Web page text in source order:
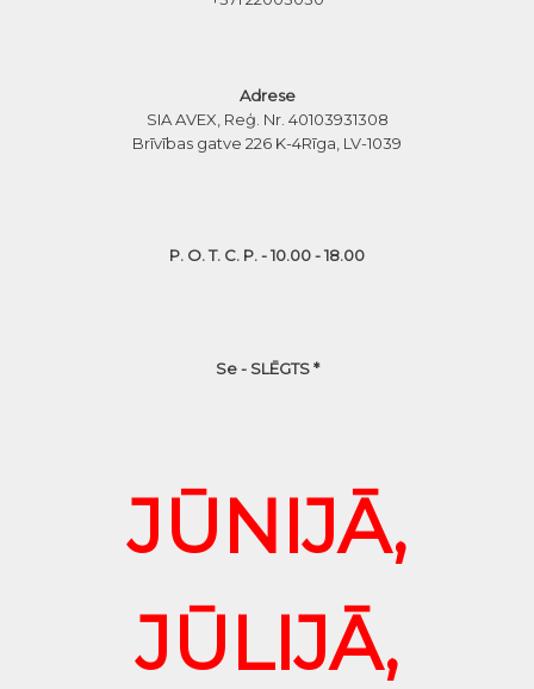
Adrese
SIA AVEX, Reģ. Nr. 40103931308
Brīvības gatve 226 K-4Rīga, LV-1039
P. O. T. C. P. - 10.00 - 18.00
Se - SLĒGTS *
JŪNIJĀ,
JŪLIJĀ,